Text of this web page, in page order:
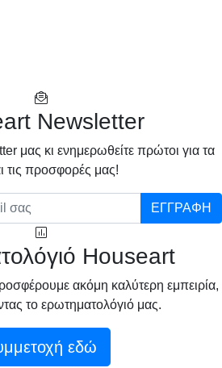
Newsletter
μας κι ενημερωθείτε πρώτοι για τα
τις προσφορές μας!
ΕΓΓΡΑΦΗ
Houseart
ακόμη καλύτερη εμπειρία,
το ερωτηματολόγιό μας.
εδώ